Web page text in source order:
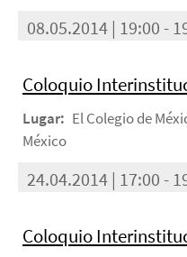
08.05.2014 | 19:00 -
Coloquio
Lugar: El Colegio de
México
24.04.2014 | 17:00 -
Coloquio